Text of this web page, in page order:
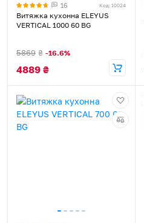
16 Код: 10024
Витяжка кухонна ELEYUS
VERTICAL 1000 60 BG
5869 ₴ -16.6%
4889 ₴